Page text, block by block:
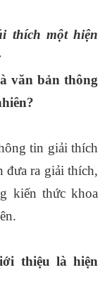
thích một hiện
văn bản thông
tin giải thích
đưa ra giải thích,
kiến thức khoa
thiệu là hiện